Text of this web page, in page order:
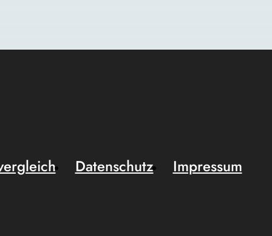
Datenschutz Impressum